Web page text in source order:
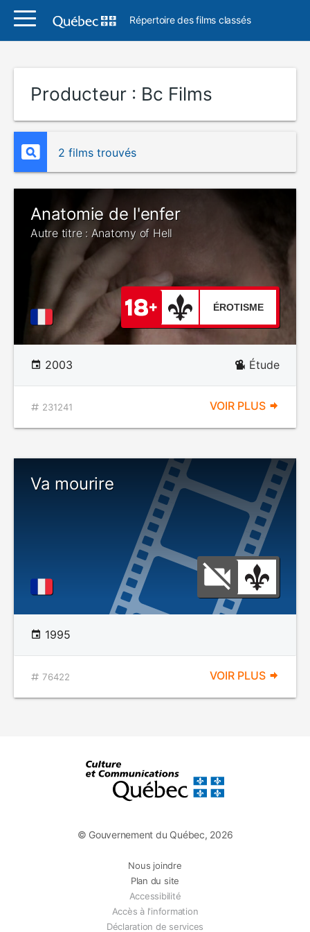
Répertoire des films classés
Producteur : Bc Films
2 films trouvés
Anatomie de l'enfer
Autre titre : Anatomy of Hell
ÉROTISME
2003 Étude
231241 VOIR PLUS
Va mourire
1995
76422 VOIR PLUS
© Gouvernement du Québec, 2026
Nous joindre
Plan du site
Accessibilité
Accès à l'information
Déclaration de services